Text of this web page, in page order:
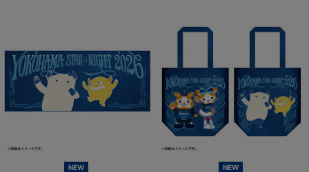
NEW NEW